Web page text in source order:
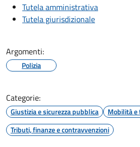
Tutela amministrativa
Tutela giurisdizionale
Argomenti:
Polizia
Categorie:
Giustizia e sicurezza pubblica
Mobilità
Tributi, finanze e contravvenzioni